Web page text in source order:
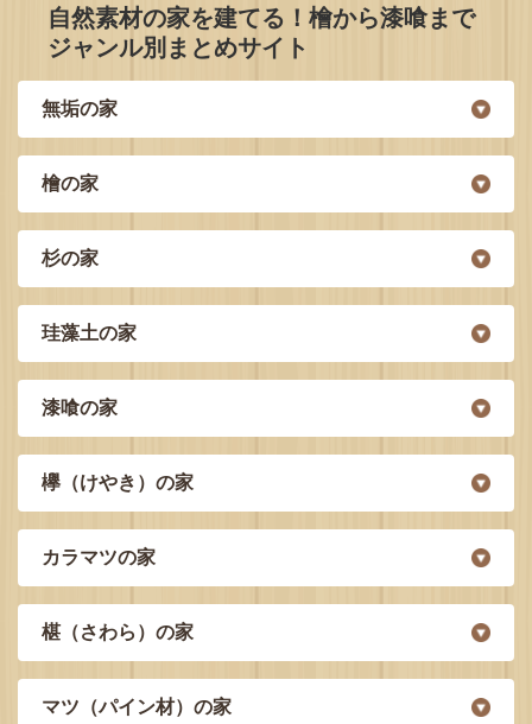
自然素材の家を建てる！檜から漆喰まで
ジャンル別まとめサイト
無垢の家
檜の家
杉の家
珪藻土の家
漆喰の家
欅（けやき）の家
カラマツの家
椹（さわら）の家
マツ（パイン材）の家